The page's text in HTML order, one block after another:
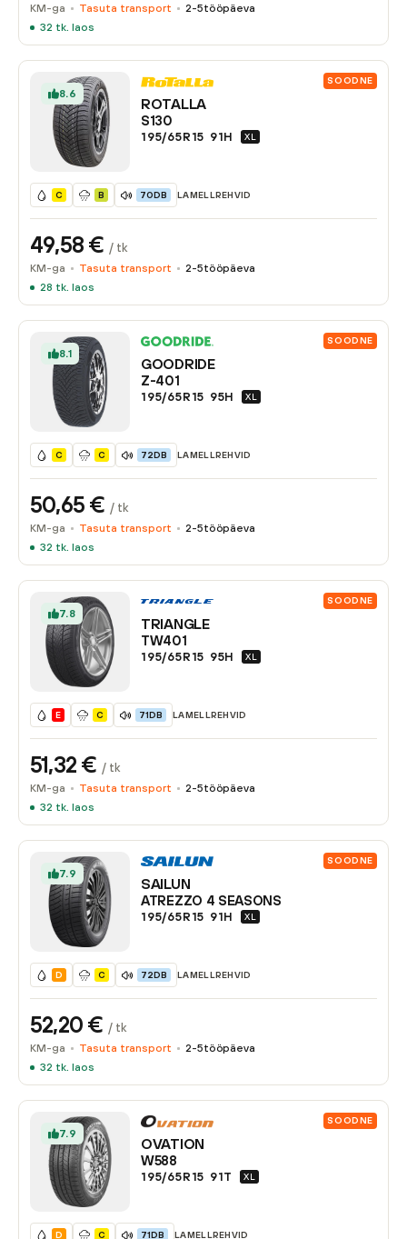
KM-ga Tasuta transport 2-5tööpäeva
32 tk. laos
8.6
SOODNE
ROTALLA
S130
195/65R15 91H XL
C B 70DB LAMELLREHVID
49,58 € / tk
KM-ga Tasuta transport 2-5tööpäeva
28 tk. laos
8.1
SOODNE
GOODRIDE
Z-401
195/65R15 95H XL
C C 72DB LAMELLREHVID
50,65 € / tk
KM-ga Tasuta transport 2-5tööpäeva
32 tk. laos
7.8
SOODNE
TRIANGLE
TW401
195/65R15 95H XL
E C 71DB LAMELLREHVID
51,32 € / tk
KM-ga Tasuta transport 2-5tööpäeva
32 tk. laos
7.9
SOODNE
SAILUN
ATREZZO 4 SEASONS
195/65R15 91H XL
D C 72DB LAMELLREHVID
52,20 € / tk
KM-ga Tasuta transport 2-5tööpäeva
32 tk. laos
7.9
SOODNE
OVATION
W588
195/65R15 91T XL
D C 71DB LAMELLREHVID